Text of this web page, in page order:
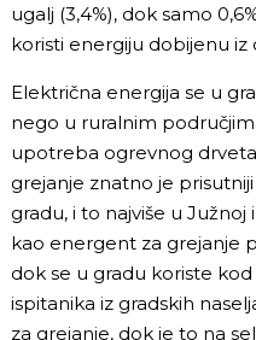
ugalj (3,4%), dok samo
koristi energiju dobijenu iz
Električna energija se u
nego u ruralnim
upotreba ogrevnog
grejanje znatno je
gradu, i to najviše u Južnoj
kao energent za grejanje
dok se u gradu koriste kod
ispitanika iz gradskih
za grejanje, dok je to na